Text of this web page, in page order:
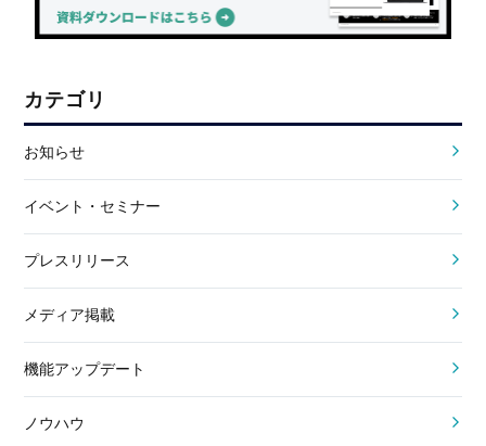
カテゴリ
お知らせ
イベント・セミナー
プレスリリース
メディア掲載
機能アップデート
ノウハウ